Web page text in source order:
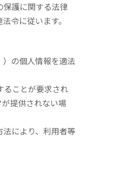
保護に関する法律
令に従います。
の個人情報を適法
ることが要求され
提供されない場
により、利用者等